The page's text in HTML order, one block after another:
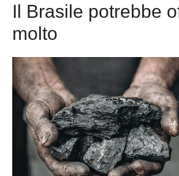
Il Brasile potrebbe
molto